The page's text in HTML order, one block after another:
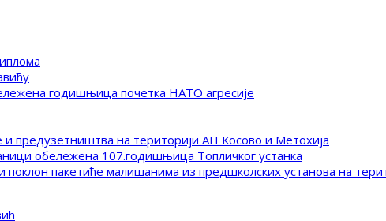
годишњица почетка НАТО агресије
предузетништва на територији АП Косово и Метохија
обележена 107.годишњица Топличког устанка
поклон пакетиће малишанима из предшколских установа на